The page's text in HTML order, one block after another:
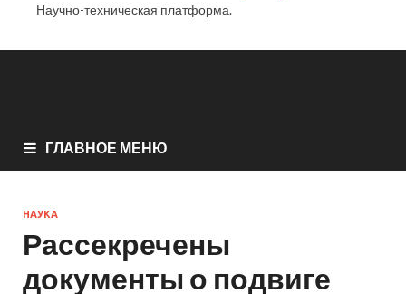
Научно-техническая платформа.
ГЛАВНОЕ МЕНЮ
НАУКА
Рассекречены
документы о подвиге